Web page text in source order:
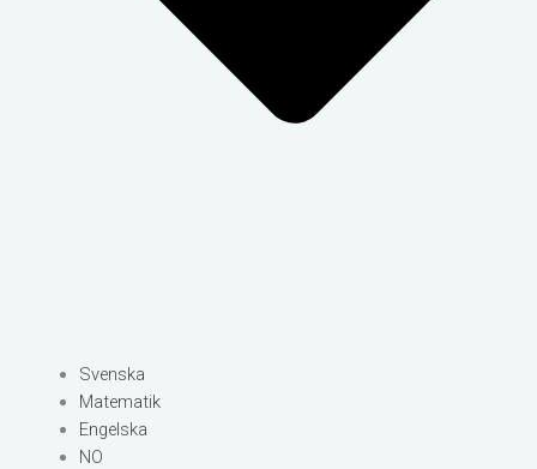
Svenska
Matematik
Engelska
NO